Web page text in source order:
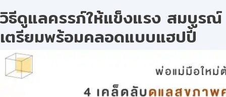
วิธีดูแลครรภ์ให้แข็งแรง สมบูรณ์
เตรียมพร้อมคลอดแบบแฮปปี้